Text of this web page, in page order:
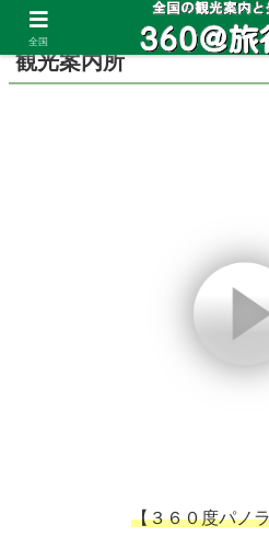
ホーム 愛知県 犬山
観光案内所
【３６０度パノ
全国